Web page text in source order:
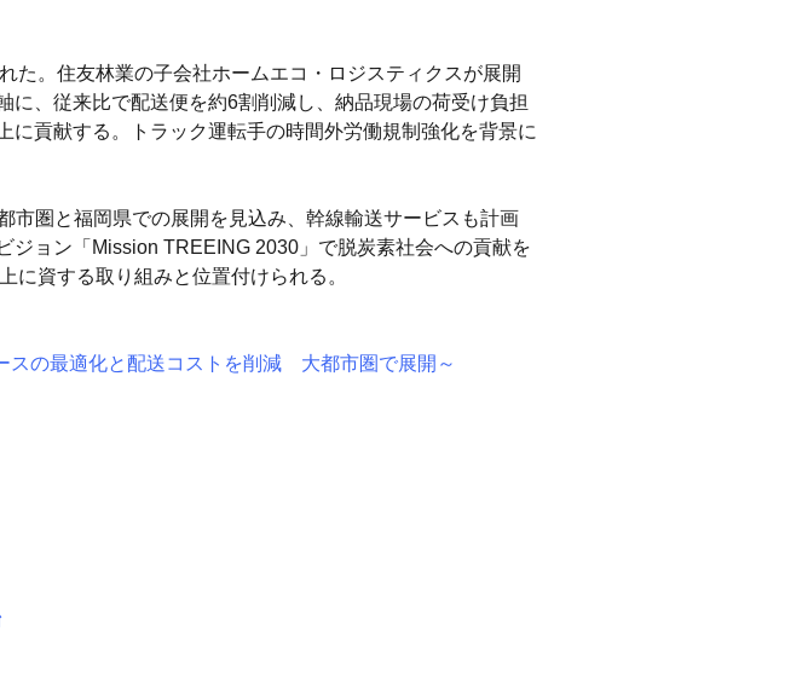
た。住友林業の子会社ホームエコ・ロジスティクスが展開
、従来比で配送便を約6割削減し、納品現場の荷受け負担
貢献する。トラック運転手の時間外労働規制強化を背景に
圏と福岡県での展開を見込み、幹線輸送サービスも計画
ョン「Mission TREEING 2030」で脱炭素社会への貢献を
資する取り組みと位置付けられる。
の最適化と配送コストを削減 大都市圏で展開～